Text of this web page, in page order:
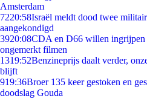
Amsterdam
7220:58Israël meldt dood twee
aangekondigd
3920:08CDA en D66 willen ingrijpen
ongemerkt filmen
1319:52Benzineprijs daalt verder,
blijft
919:36Broer 135 keer gestoken en
doodslag Gouda